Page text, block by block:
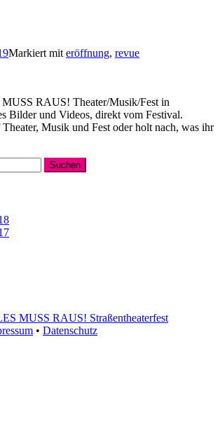
Markiert mit eröffnung, revue
RAUS! Theater/Musik/Fest in
Bilder und Videos, direkt vom Festival.
Musik und Fest oder holt nach, was ihr
MUSS RAUS! Straßentheaterfest
• Datenschutz